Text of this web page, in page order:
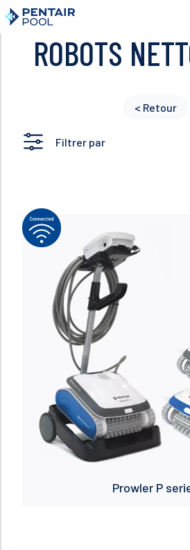
Aller
au
contenu
principalROBOTS
< Retour
Filtrer par
Prowler P
Lire plus